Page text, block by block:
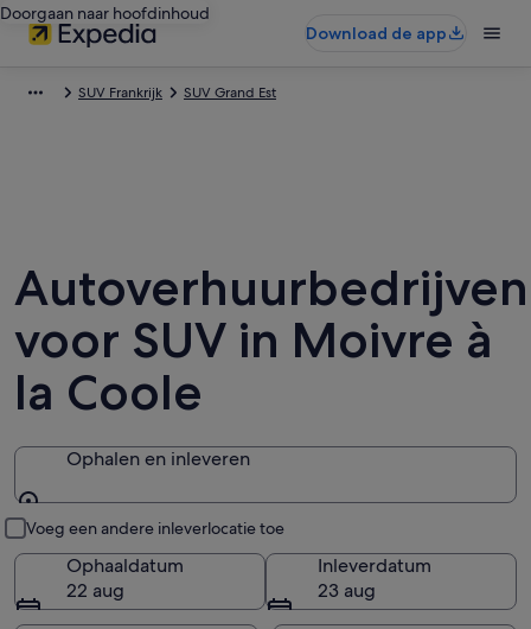
Doorgaan naar hoofdinhoud
Download de app
SUV Frankrijk SUV Grand Est
Autoverhuurbedrijven
voor SUV in Moivre à
la Coole
Ophalen en inleveren
Voeg een andere inleverlocatie toe
Ophaaldatum
22 aug
Inleverdatum
23 aug